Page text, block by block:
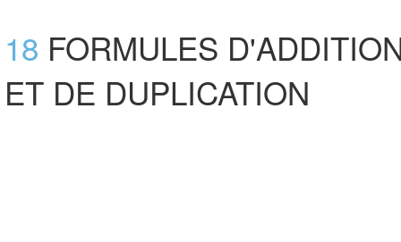
18 FORMULES
ET DE DUPLICATION